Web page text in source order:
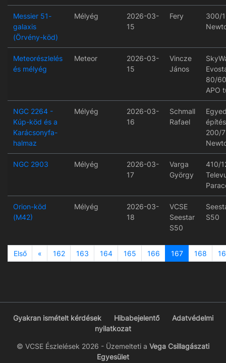
Messier 51-
galaxis
(Örvény-köd)
Mélyég
2026-03-
15
Fery
300/
Meteorészlelés
és mélyég
Meteor
2026-03-
15
Vincze
János
80/
APO
NGC 2264 -
Kúp-köd és a
Karácsonyfa-
halmaz
Mélyég
2026-03-
16
Schmall
Rafael
200/
NGC 2903 Mélyég
2026-03-
17
Varga
György
410/
Orion-köd
(M42)
Mélyég
2026-03-
18
VCSE
Seestar
S50
S50
Első «Previous
162 163 164 165 166 167 168
Gyakran ismételt kérdések Hibabejelentő
Adatvédelmi
nyilatkozat
© VCSE Észlelések 2026 - Üzemelteti a Vega Csillagászati
Egyesület